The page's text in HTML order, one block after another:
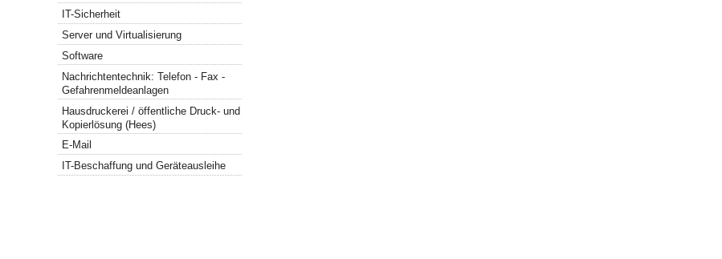
IT-Sicherheit
Server und Virtualisierung
Software
Nachrichtentechnik: Telefon - Fax -
Gefahrenmeldeanlagen
Hausdruckerei / öffentliche Druck- und
Kopierlösung (Hees)
E-Mail
IT-Beschaffung und Geräteausleihe